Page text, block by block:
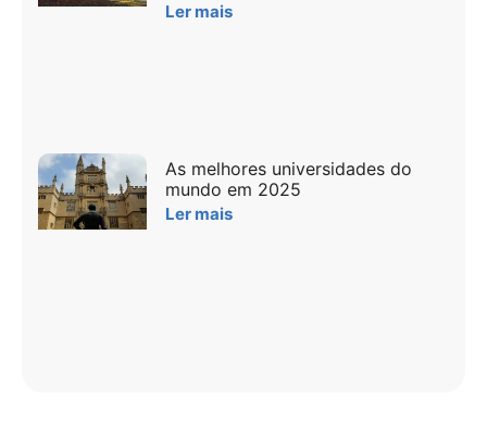
Ler mais
As melhores universidades do
mundo em 2025
Ler mais